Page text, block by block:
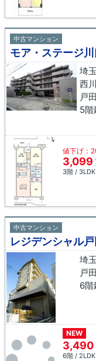
中古マンション
モア・ステージ
埼
5階
値下げ：
3,099
3階 /
中古マンション
レジデンシャル
埼
戸
6階
NEW
3,490
6階 /